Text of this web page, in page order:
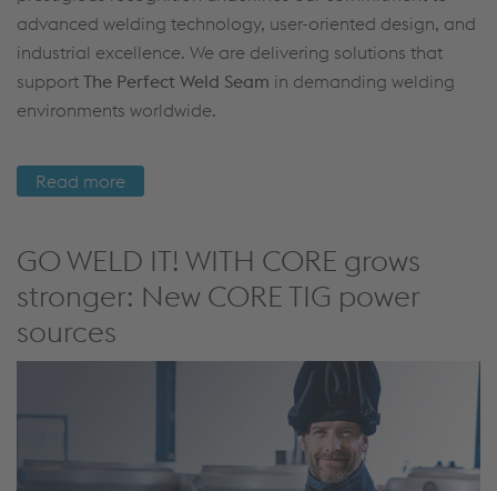
supportThe Perfect Weld Seam in demanding welding
environments worldwide.
Read more
GO WELD IT! WITH CORE grows
sources